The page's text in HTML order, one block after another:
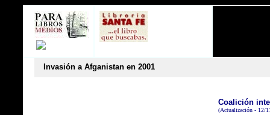
Invasión a Afganistan en 2001
Coalición
(Actualización - 12/